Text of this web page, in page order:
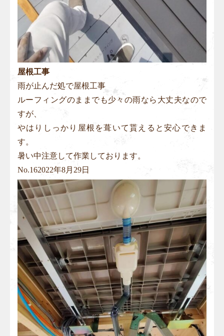
屋根工事
雨が止んだ処で屋根工事
ルーフィングのままでも少々の雨なら大丈夫なので
すが、
やはりしっかり屋根を葺いて貰えると安心できま
す。
暑い中注意して作業しております。
No.162022年8月29日